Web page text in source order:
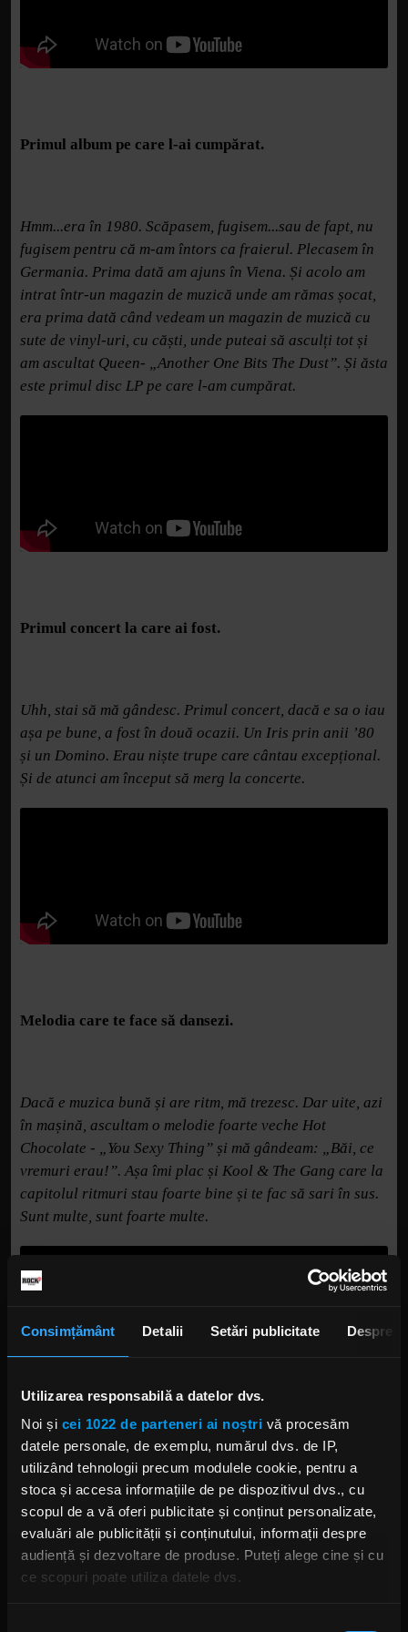
Consimțământ Detalii Setări publicitate Despre
Utilizarea responsabilă a datelor dvs.
Noi și cei 1022 de parteneri ai noștri vă procesăm
datele personale, de exemplu, numărul dvs. de IP,
utilizând tehnologii precum modulele cookie, pentru a
stoca și accesa informațiile de pe dispozitivul dvs., cu
scopul de a vă oferi publicitate și conținut personalizate,
evaluări ale publicității și conținutului, informații despre
audiență și dezvoltare de produse. Puteți alege cine și cu
ce scopuri poate utiliza datele dvs.
Primul album pe care l-ai cumpărat.
Hmm...era în 1980. Scăpasem, fugisem...sau de fapt, nu
fugisem pentru că m-am întors ca fraierul. Plecasem în
Germania. Prima dată am ajuns în Viena. Și acolo am
intrat într-un magazin de muzică unde am rămas șocat,
era prima dată când vedeam un magazin de muzică cu
sute de vinyl-uri, cu căști, unde puteai să asculți tot și
am ascultat Queen- „Another One Bits The Dust”. Și ăsta
este primul disc LP pe care l-am cumpărat.
Primul concert la care ai fost.
Uhh, stai să mă gândesc. Primul concert, dacă e sa o iau
așa pe bune, a fost în două ocazii. Un Iris prin anii ’80
și un Domino. Erau niște trupe care cântau excepțional.
Și de atunci am început să merg la concerte.
Melodia care te face să dansezi.
Dacă e muzica bună și are ritm, mă trezesc. Dar uite, azi
în mașină, ascultam o melodie foarte veche Hot
Chocolate - „You Sexy Thing” și mă gândeam: „Băi, ce
vremuri erau!”. Așa îmi plac și Kool & The Gang care la
capitolul ritmuri stau foarte bine și te fac să sari în sus.
Sunt multe, sunt foarte multe.
Melodia care te face mereu să plângi.
Măi, „Să nu îmi iei niciodată dragostea” mă pune în
multe situații. Multă lume ar crede că este „Vine o zi”,
însă nu. Aceea e o piesă pe care și în seara asta o să o